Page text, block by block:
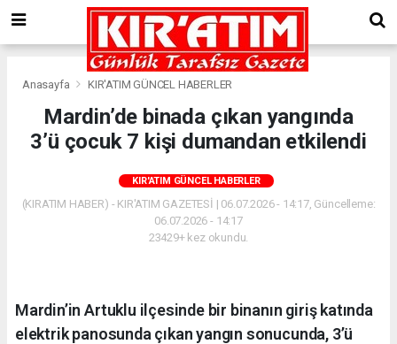
Anasayfa KIR'ATIM GÜNCEL HABERLER
Mardin’de binada çıkan yangında
3’ü çocuk 7 kişi dumandan etkilendi
KIR'ATIM GÜNCEL HABERLER
(KIRATIM HABER) - KIR'ATIM GAZETESİ | 06.07.2026 - 14:17, Güncelleme:
06.07.2026 - 14:17
23429+ kez okundu.
Mardin’in Artuklu ilçesinde bir binanın giriş katında
elektrik panosunda çıkan yangın sonucunda, 3’ü